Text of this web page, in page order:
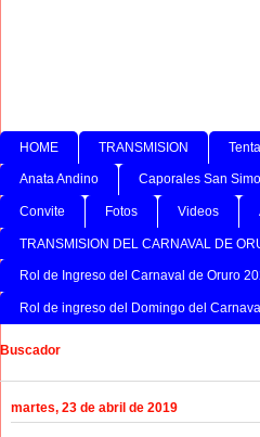
HOME TRANSMISION
Anata Andino Caporales San
Convite Fotos Videos
TRANSMISION DEL CARNAVAL DE
Rol de Ingreso del Carnaval de Oruro
Rol de ingreso del Domingo del
Buscador
martes, 23 de abril de 2019